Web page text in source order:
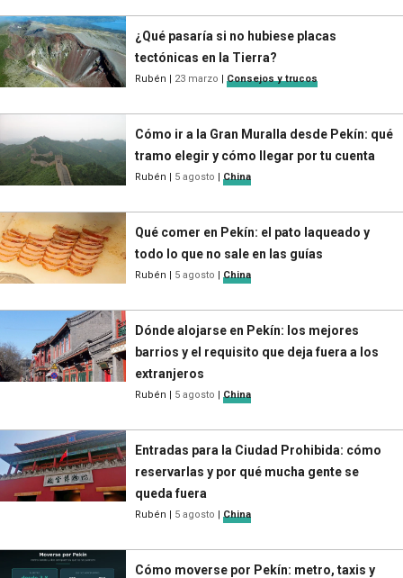
¿Qué pasaría si no hubiese placas
tectónicas en la Tierra?
Rubén | 23 marzo | Consejos y trucos
Cómo ir a la Gran Muralla desde Pekín: qué
tramo elegir y cómo llegar por tu cuenta
Rubén | 5 agosto | China
Qué comer en Pekín: el pato laqueado y
todo lo que no sale en las guías
Rubén | 5 agosto | China
Dónde alojarse en Pekín: los mejores
barrios y el requisito que deja fuera a los
extranjeros
Rubén | 5 agosto | China
Entradas para la Ciudad Prohibida: cómo
reservarlas y por qué mucha gente se
queda fuera
Rubén | 5 agosto | China
Cómo moverse por Pekín: metro, taxis y